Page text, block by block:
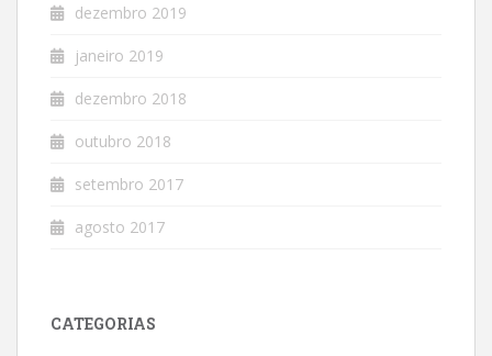
dezembro 2019
janeiro 2019
dezembro 2018
outubro 2018
setembro 2017
agosto 2017
CATEGORIAS